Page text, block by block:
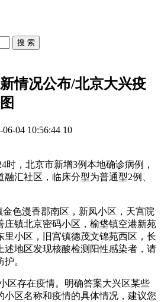
搜 索
情况公布/北京大兴疫
06-04 10:56:44 10
时，北京市新增3例本地确诊病例，
汇社区，临床分型为普通型2例、
金色漫香郡南区，新凤小区，天宫院
庄镇北京密码小区，榆垡镇空港新苑
里小区，旧宫镇德茂文锦苑西区，长
述地区发现核酸检测阳性感染者，请
。
区存在疫情。明确答案大兴区某些
小区名称和疫情的具体情况，建议您